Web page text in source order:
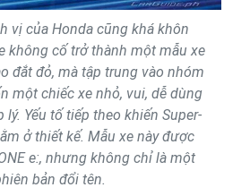
vị của Honda cũng khá khôn
không cố trở thành một mẫu xe
đắt đỏ, mà tập trung vào nhóm
một chiếc xe nhỏ, vui, dễ dùng
lý. Yếu tố tiếp theo khiến Super-
ở thiết kế. Mẫu xe này được
e:, nhưng không chỉ là một
bản đổi tên.